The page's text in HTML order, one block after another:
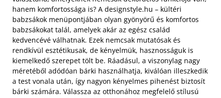
hanem komfortossága is? A designstyle.hu – kültéri
babzsákok menüpontjában olyan gyönyörű és komfortos
babzsákokat talál, amelyek akár az egész család
kedvencévé válhatnak. Ezek nemcsak mutatósak és
rendkívül esztétikusak, de kényelmük, hasznosságuk is
kiemelkedő szerepet tölt be. Ráadásul, a viszonylag nagy
méretéből adódóan bárki használhatja, kiválóan illeszkedik
a test vonala után, így nagyon kényelmes pihenést biztosít
bárki számára. Válassza az otthonához megfelelő stílusú